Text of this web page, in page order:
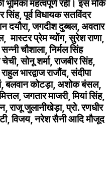
भूमिका महत्वपूर्ण रही। इस मौके
पूर्व विधायक सतविंदर
दयौरा, जगदीश दुब्बल, अवतार
मास्टर प्रेम ग्योंग, सुरेश राणा,
चौशाला, निर्मल सिंह
सोनू शर्मा, राजबीर सिंह,
भारद्वाज राजौंद, संदीपा
बलवान कोटड़ा, अशोक बंसल,
जगतार माजरी, मियां सिंह,
राजू जुलानीखेड़ा, प्रो. रणधीर
विजय, नरेश सैनी आदि मौजूद